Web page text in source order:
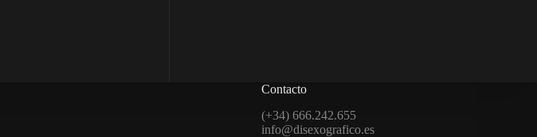
Contacto
(+34) 666.242.655
info@disexografico.es